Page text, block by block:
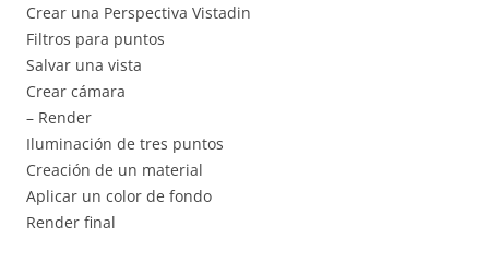
Crear una Perspectiva Vistadin
Filtros para puntos
Salvar una vista
Crear cámara
– Render
Iluminación de tres puntos
Creación de un material
Aplicar un color de fondo
Render final